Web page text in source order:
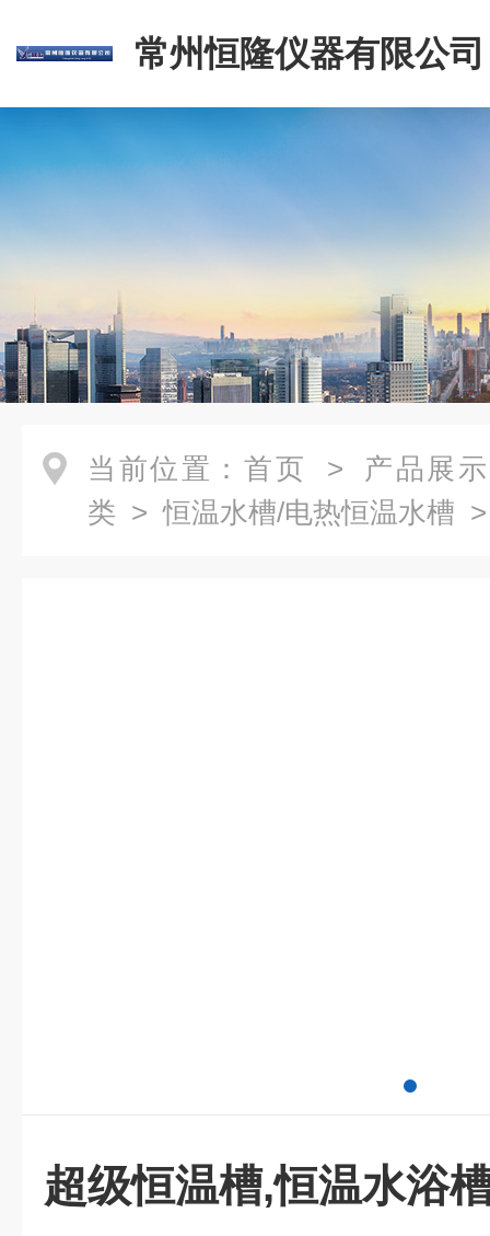
常州恒隆仪器有限公司
当前位置： 首页 > 产品展示
类 >恒温水槽/电热恒温水槽
超级恒温槽,恒温水浴